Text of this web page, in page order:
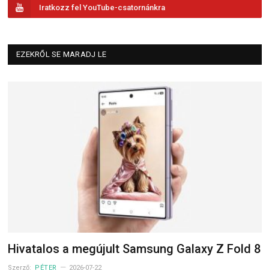
Iratkozz fel YouTube-csatornánkra
EZEKRŐL SE MARADJ LE
Hivatalos a megújult Samsung Galaxy Z Fold 8
Szerző: PÉTER 2026-07-22